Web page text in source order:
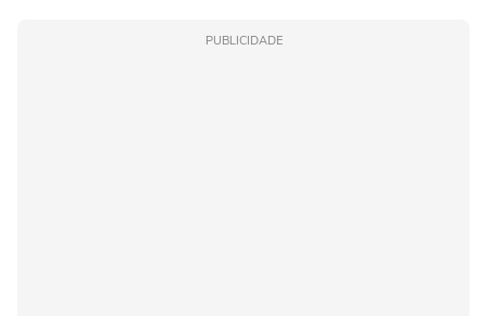
PUBLICIDADE